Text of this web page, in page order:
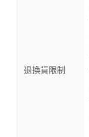
退換貨限制